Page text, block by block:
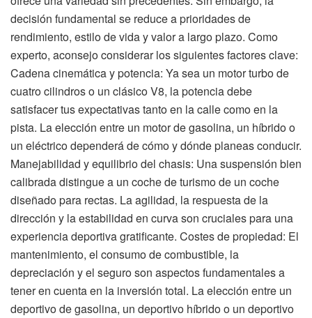
decisión fundamental se reduce a prioridades de
rendimiento, estilo de vida y valor a largo plazo. Como
experto, aconsejo considerar los siguientes factores clave:
Cadena cinemática y potencia: Ya sea un motor turbo de
cuatro cilindros o un clásico V8, la potencia debe
satisfacer tus expectativas tanto en la calle como en la
pista. La elección entre un motor de gasolina, un híbrido o
un eléctrico dependerá de cómo y dónde planeas conducir.
Manejabilidad y equilibrio del chasis: Una suspensión bien
calibrada distingue a un coche de turismo de un coche
diseñado para rectas. La agilidad, la respuesta de la
dirección y la estabilidad en curva son cruciales para una
experiencia deportiva gratificante. Costes de propiedad: El
mantenimiento, el consumo de combustible, la
depreciación y el seguro son aspectos fundamentales a
tener en cuenta en la inversión total. La elección entre un
deportivo de gasolina, un deportivo híbrido o un deportivo